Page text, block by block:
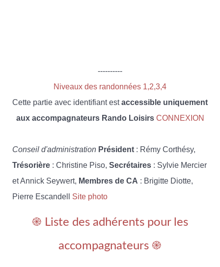
----------
Niveaux des randonnées 1,2,3,4
Cette partie avec identifiant estaccessible uniquement
aux accompagnateurs Rando Loisirs CONNEXION
Conseil d'administration Président : Rémy Corthésy,
Trésorière : Christine Piso, Secrétaires : Sylvie Mercier
et Annick Seywert, Membres de CA : Brigitte Diotte,
Pierre Escandell Site photo
֎ Liste des adhérents pour les
accompagnateurs ֎